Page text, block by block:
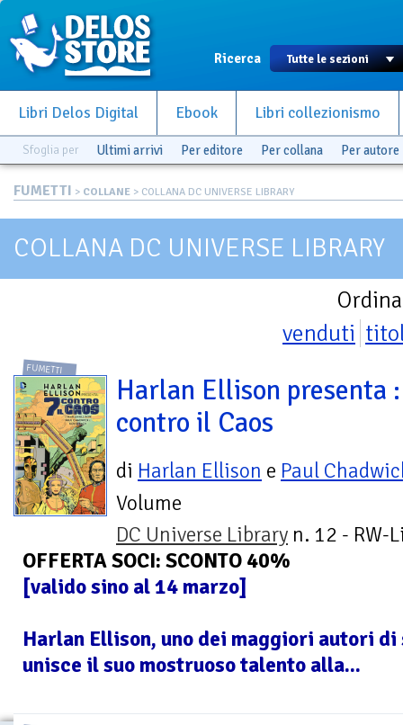
Ricerca
Libri Delos Digital Ebook Libri collezionismo
Sfoglia per Ultimi arrivi Per editore Per collana Per autore
FUMETTI > COLLANE > COLLANA DC UNIVERSE LIBRARY
COLLANA DC UNIVERSE LIBRARY
venduti
FUMETTI
Harlan Ellison presenta
contro il Caos
di Harlan Ellison e Paul
Volume
DC Universe Library n. 12 - RW-
OFFERTA SOCI: SCONTO 40%
[valido sino al 14 marzo]
Harlan Ellison, uno dei maggiori autori
unisce il suo mostruoso talento alla...